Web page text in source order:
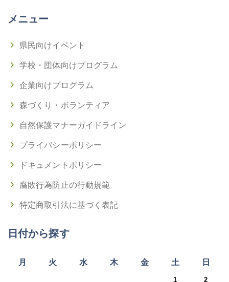
メニュー
県民向けイベント
学校・団体向けプログラム
企業向けプログラム
森づくり・ボランティア
自然保護マナーガイドライン
プライバシーポリシー
ドキュメントポリシー
腐敗行為防止の行動規範
特定商取引法に基づく表記
日付から探す
月 火 水 木 金 土 日
1 2